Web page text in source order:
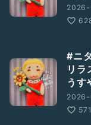
#ニ
リ
うす
571